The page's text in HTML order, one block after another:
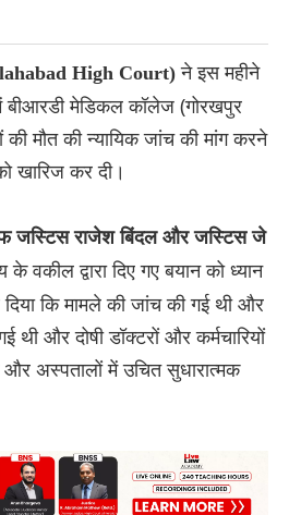
High Court) ने इस महीने
मेडिकल कॉलेज (गोरखपुर
मौत की न्यायिक जांच की मांग करने
खारिज कर दी।
जस्टिस राजेश बिंदल और जस्टिस जे
के वकील द्वारा दिए गए बयान को ध्यान
कि मामले की जांच की गई थी और
थी और दोषी डॉक्टरों और कर्मचारियों
और अस्पतालों में उचित सुधारात्मक